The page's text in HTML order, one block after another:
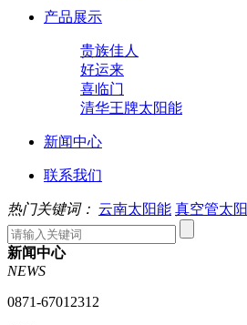
产品展示
贵族佳人
好运来
喜临门
清华王牌太阳能
新闻中心
联系我们
热门关键词： 云南太阳能 真空管太
新闻中心
NEWS
0871-67012312